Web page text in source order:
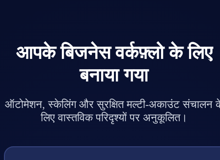
आपके बिजनेस वर्कफ़्लो के लिए
बनाया गया
ऑटोमेशन, स्केलिंग और सुरक्षित मल्टी-अकाउंट संचालन
लिए वास्तविक परिदृश्यों पर अनुकूलित।